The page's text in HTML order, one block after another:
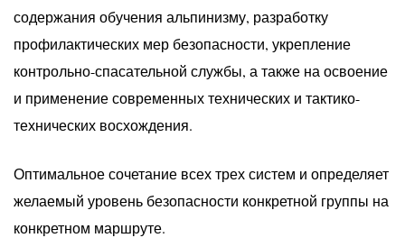
содержания обучения альпинизму, разработку
профилактических мер безопасности, укрепление
контрольно-спасательной службы, а также на освоение
и применение современных технических и тактико-
технических восхождения.
Оптимальное сочетание всех трех систем и определяет
желаемый уровень безопасности конкретной группы на
конкретном маршруте.